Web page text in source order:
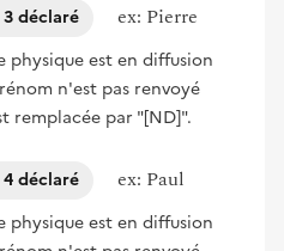
déclaré ex: Pierre
physique est en diffusion
n'est pas renvoyé
remplacée par "[ND]".
déclaré ex: Paul
physique est en diffusion